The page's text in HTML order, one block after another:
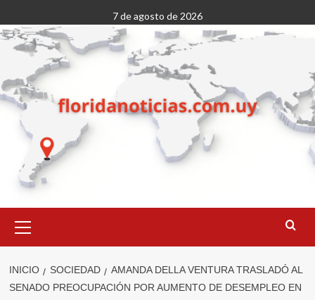
al
contenido
7 de agosto de 2026
primario
INICIO SOCIEDAD
AMANDA DELLA VENTURA TRASLADÓ AL
SENADO PREOCUPACIÓN POR AUMENTO DE DESEMPLEO EN